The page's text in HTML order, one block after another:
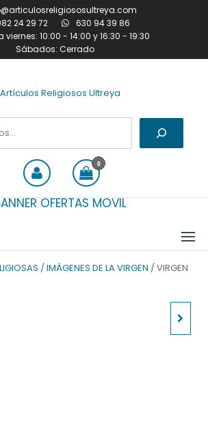
24 29 72
630 94 39 86
viernes: 10:00 - 14:00 y 16:30 - 19:30
Sábados: Cerrado
Religiosos Ultreya
venta de todo tipo de
0
/ IMÁGENES DE LA VIRGEN / VIRGEN